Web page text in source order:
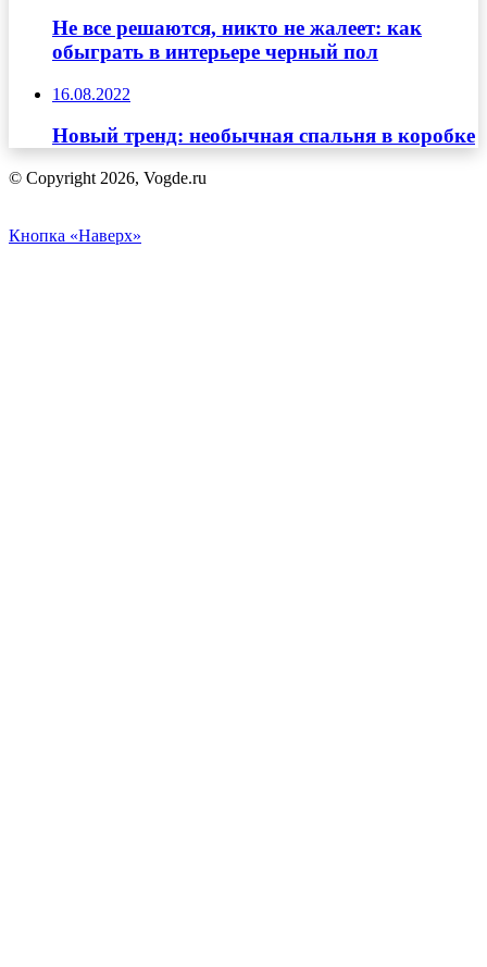
Не все решаются, никто не жалеет: как
обыграть в интерьере черный пол
16.08.2022
Новый тренд: необычная спальня в коробке
© Copyright 2026, Vogde.ru
Кнопка «Наверх»